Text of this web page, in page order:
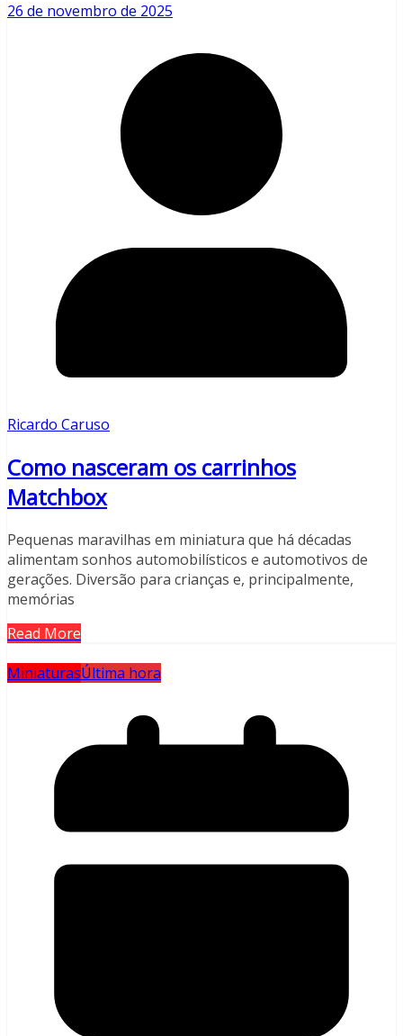
26 de novembro de 2025
Ricardo Caruso
Como nasceram os carrinhos
Matchbox
Pequenas maravilhas em miniatura que há décadas
alimentam sonhos automobilísticos e automotivos de
gerações. Diversão para crianças e, principalmente,
memórias
Read More
MiniaturasÚltima hora